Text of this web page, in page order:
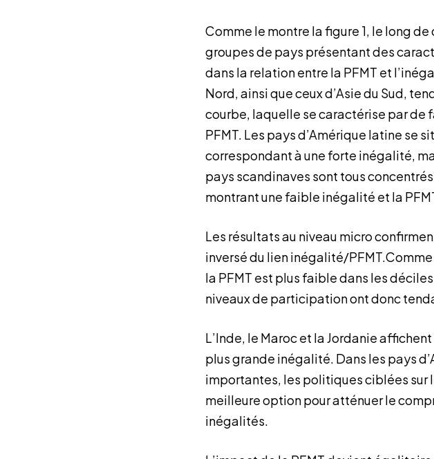
Comme le montre la figure 1, le long
groupes de pays présentant des
dans la relation entre la PFMT et
Nord, ainsi que ceux d’Asie du Sud,
courbe, laquelle se caractérise par
PFMT. Les pays d’Amérique latine se
correspondant à une forte inégalité,
pays scandinaves sont tous
montrant une faible inégalité et la
Les résultats au niveau micro
inversé du lien inégalité/
la PFMT est plus faible dans les
niveaux de participation ont donc
L’Inde, le Maroc et la Jordanie
plus grande inégalité. Dans les pays
importantes, les politiques ciblées sur
meilleure option pour atténuer le
inégalités.